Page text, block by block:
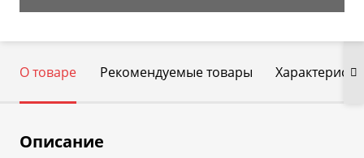
О товаре Рекомендуемые товары
Описание